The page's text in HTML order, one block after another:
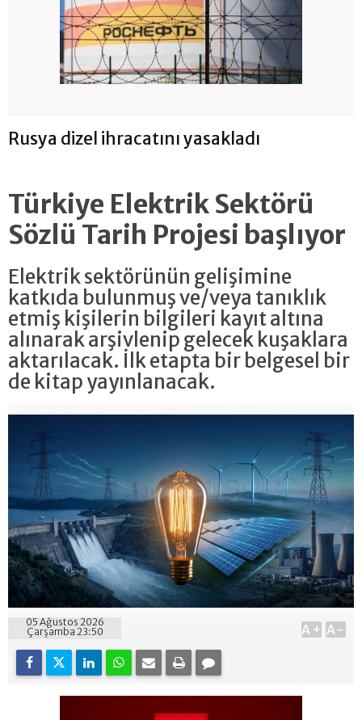
Rusya dizel ihracatını yasakladı
Türkiye Elektrik Sektörü
Sözlü Tarih Projesi başlıyor
Elektrik sektörünün gelişimine
katkıda bulunmuş ve/veya tanıklık
etmiş kişilerin bilgileri kayıt altına
alınarak arşivlenip gelecek kuşaklara
aktarılacak. İlk etapta bir belgesel bir
de kitap yayınlanacak.
05 Ağustos 2026
Çarşamba 23:50
A+ A-